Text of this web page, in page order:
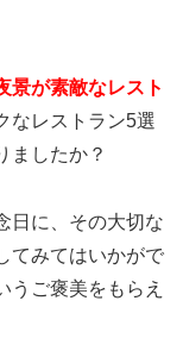
景が素敵なレスト
なレストラン5選
ましたか？
日に、その大切な
てみてはいかがで
うご褒美をもらえ